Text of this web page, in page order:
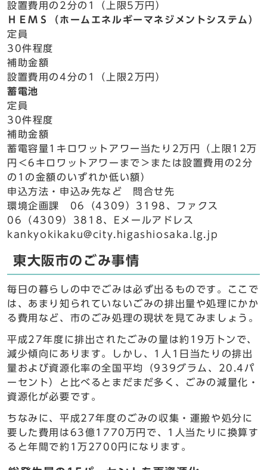
設置費用の2分の1（上限5万円）
ＨＥＭＳ（ホームエネルギーマネジメントシステム）
定員
30件程度
補助金額
設置費用の4分の1（上限2万円）
蓄電池
定員
30件程度
補助金額
蓄電容量1キロワットアワー当たり2万円（上限12万
円＜6キロワットアワーまで＞または設置費用の2分
の1の金額のいずれか低い額）
申込方法・申込み先など 問合せ先
環境企画課 06（4309）3198、ファクス
06（4309）3818、Eメールアドレス
kankyokikaku@city.higashiosaka.lg.jp
東大阪市のごみ事情
毎日の暮らしの中でごみは必ず出るものです。ここで
は、あまり知られていないごみの排出量や処理にかか
る費用など、市のごみ処理の現状を見てみましょう。
平成27年度に排出されたごみの量は約19万トンで、
減少傾向にあります。しかし、1人1日当たりの排出
量および資源化率の全国平均（939グラム、20.4パ
ーセント）と比べるとまだまだ多く、ごみの減量化・
資源化が必要です。
ちなみに、平成27年度のごみの収集・運搬や処分に
要した費用は63億1770万円で、1人当たりに換算す
ると年間で約1万2700円になります。